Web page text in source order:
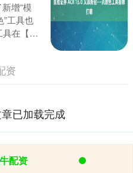
增“模
”工具也
在【混
资
已加载完成
配资